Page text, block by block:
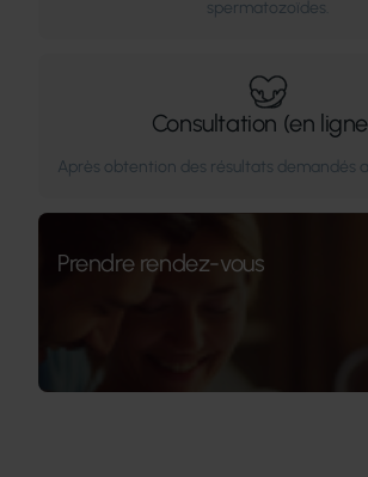
spermatozoïdes.
Consultation (en
Après obtention des résultats demandés
Prendre rendez-vous